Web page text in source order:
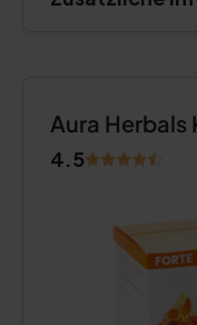
Aura
4.5